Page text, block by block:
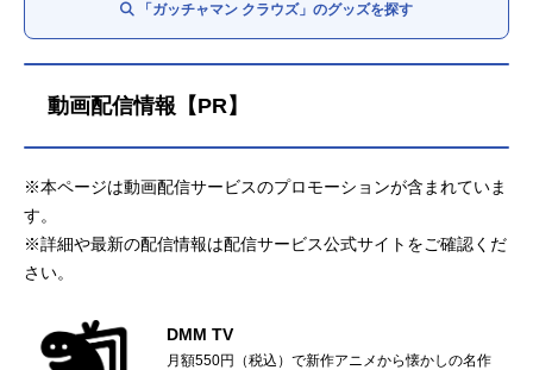
「ガッチャマン クラウズ」のグッズを探す
動画配信情報【PR】
※本ページは動画配信サービスのプロモーションが含まれていま
す。
※詳細や最新の配信情報は配信サービス公式サイトをご確認くだ
さい。
DMM TV
月額550円（税込）で新作アニメから懐かしの名作